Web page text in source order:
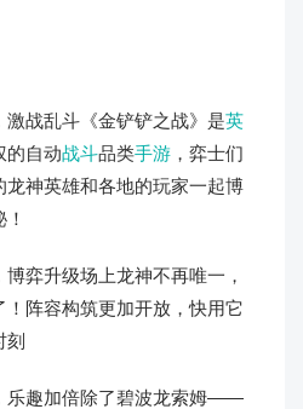
激战乱斗《金铲铲之战》是英
的自动战斗品类手游 ，弈士们
神英雄和各地的玩家一起博
博弈升级场上龙神不再唯一，
阵容构筑更加开放，快用它
刻
乐趣加倍除了碧波龙索姆——